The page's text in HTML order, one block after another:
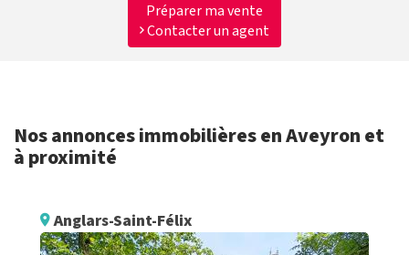
Préparer ma vente
Contacter un agent
Nos annonces immobilières en Aveyron et
à proximité
Anglars-Saint-Félix